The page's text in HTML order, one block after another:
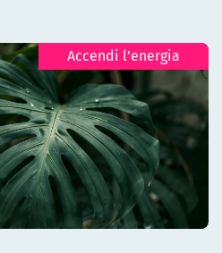
Accendi l’energia